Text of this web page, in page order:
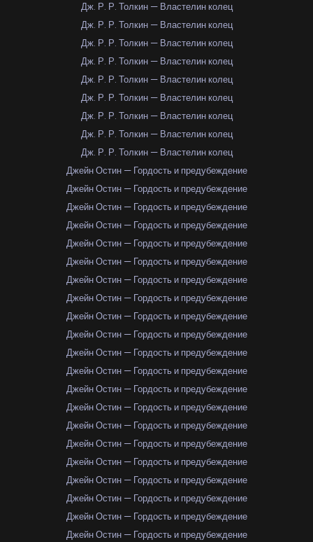
Дж. Р. Р. Толкин — Властелин колец
Дж. Р. Р. Толкин — Властелин колец
Дж. Р. Р. Толкин — Властелин колец
Дж. Р. Р. Толкин — Властелин колец
Дж. Р. Р. Толкин — Властелин колец
Дж. Р. Р. Толкин — Властелин колец
Дж. Р. Р. Толкин — Властелин колец
Дж. Р. Р. Толкин — Властелин колец
Дж. Р. Р. Толкин — Властелин колец
Джейн Остин — Гордость и предубеждение
Джейн Остин — Гордость и предубеждение
Джейн Остин — Гордость и предубеждение
Джейн Остин — Гордость и предубеждение
Джейн Остин — Гордость и предубеждение
Джейн Остин — Гордость и предубеждение
Джейн Остин — Гордость и предубеждение
Джейн Остин — Гордость и предубеждение
Джейн Остин — Гордость и предубеждение
Джейн Остин — Гордость и предубеждение
Джейн Остин — Гордость и предубеждение
Джейн Остин — Гордость и предубеждение
Джейн Остин — Гордость и предубеждение
Джейн Остин — Гордость и предубеждение
Джейн Остин — Гордость и предубеждение
Джейн Остин — Гордость и предубеждение
Джейн Остин — Гордость и предубеждение
Джейн Остин — Гордость и предубеждение
Джейн Остин — Гордость и предубеждение
Джейн Остин — Гордость и предубеждение
Джейн Остин — Гордость и предубеждение